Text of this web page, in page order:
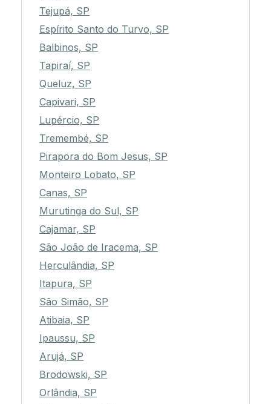
Tejupá, SP
Espírito Santo do Turvo, SP
Balbinos, SP
Tapiraí, SP
Queluz, SP
Capivari, SP
Lupércio, SP
Tremembé, SP
Pirapora do Bom Jesus, SP
Monteiro Lobato, SP
Canas, SP
Murutinga do Sul, SP
Cajamar, SP
São João de Iracema, SP
Herculândia, SP
Itapura, SP
São Simão, SP
Atibaia, SP
Ipaussu, SP
Arujá, SP
Brodowski, SP
Orlândia, SP